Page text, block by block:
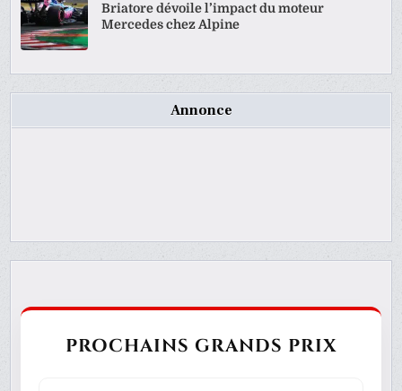
Briatore dévoile l’impact du moteur
Mercedes chez Alpine
Annonce
PROCHAINS GRANDS PRIX